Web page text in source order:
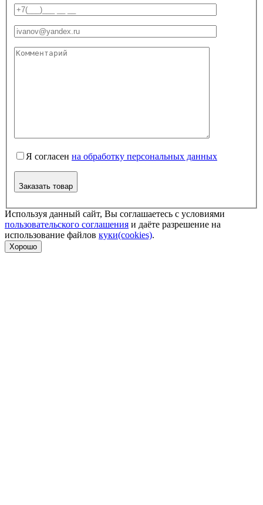
Я согласен на обработку персональных данных
Заказать товар
Используя данный сайт, Вы соглашаетесь с условиями
пользовательского соглашения и даёте разрешение на
использование файлов куки(cookies).
Хорошо